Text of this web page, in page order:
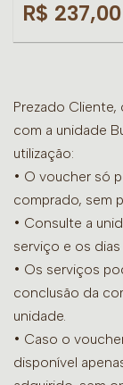
R$ 237,00
Prezado
com a unidade
utilização:
• O voucher só
comprado, sem
• Consulte a
serviço e os
• Os serviços
conclusão da
unidade.
• Caso o
disponível